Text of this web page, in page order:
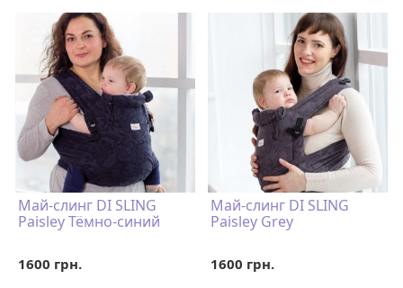
Май-слинг DI SLING
Paisley Тёмно-синий
1600 грн.
Май-слинг DI SLING
Paisley Grey
1600 грн.